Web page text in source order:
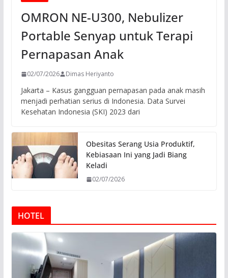
OMRON NE-U300, Nebulizer
Portable Senyap untuk Terapi
Pernapasan Anak
02/07/2026 Dimas Heriyanto
Jakarta – Kasus gangguan pernapasan pada anak masih
menjadi perhatian serius di Indonesia. Data Survei
Kesehatan Indonesia (SKI) 2023 dari
Obesitas Serang Usia Produktif,
Kebiasaan Ini yang Jadi Biang
Keladi
02/07/2026
HOTEL